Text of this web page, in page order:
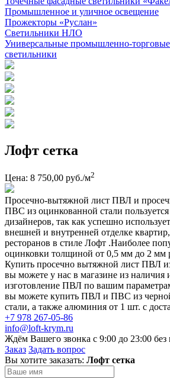
Промышленное и уличное освещение
Прожекторы «Руслан»
Светильники НЛО
Универсальные промышленно-
светильники
Лофт сетка
Цена: 8 750,00 руб./м2
Просечно-вытяжной лист ПВЛ и
ПВС из оцинкованной стали
дизайнеров, так как успешно
внешней и внутренней отделке
ресторанов в стиле Лофт .Наиболее
оцинковки толщиной от 0,5 мм до 2 мм
Купить просечно вытяжной лист ПВЛ
вы можете у нас в магазине из наличия
изготовление ПВЛ по вашим
вы можете купить ПВЛ и ПВС из
стали, а также алюминия от 1 шт. с
+7 978 267-05-86
info@loft-krym.ru
Ждём Вашего звонка с 9:00 до 23:00
Заказ Задать вопрос
Вы хотите заказать: Лофт сетка